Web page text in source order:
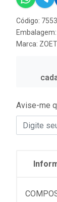
Código:
Embalagem:
Marca:
Avise-me